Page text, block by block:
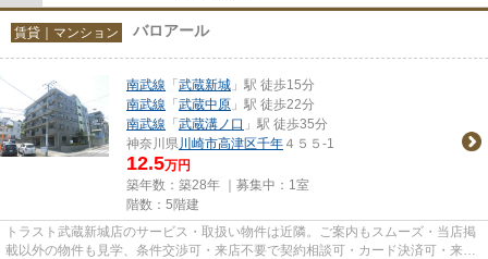
賃貸｜マンション バロアール
南武線 「武蔵新城 」駅 徒歩15分
南武線 「武蔵中原 」駅 徒歩22分
南武線 「武蔵溝ノ口 」駅 徒歩35分
神奈川県川崎市高津区千年 ４５５-1
12.5万円
築年数：築28年 ｜募集中： 1室
階数：5階建
トラスト武蔵新城店のサービス・取扱い物件は近隣。ご案内もスムーズ・当店掲
載以外の物件も見学、条件交渉可・来店不要で契約相談可・カード決済可・来店